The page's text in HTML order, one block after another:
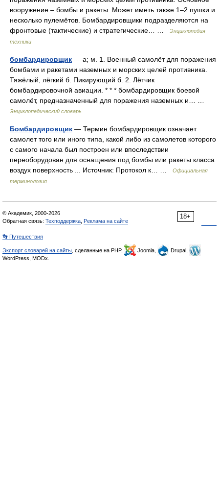
вооружение – бомбы и ракеты. Может иметь также 1–2 пушки и
несколько пулемётов. Бомбардировщики подразделяются на
фронтовые (тактические) и стратегические… …
Энциклопедия
техники
бомбардировщик — а; м. 1. Военный самолёт для поражения
бомбами и ракетами наземных и морских целей противника.
Тяжёлый, лёгкий б. Пикирующий б. 2. Лётчик
бомбардировочной авиации. * * * бомбардировщик боевой
самолёт, предназначенный для поражения наземных и… …
Энциклопедический словарь
Бомбардировщик — Термин бомбардировщик означает
самолет того или иного типа, какой либо из самолетов которого
с самого начала был построен или впоследствии
переоборудован для оснащения под бомбы или ракеты класса
воздух поверхность ... Источник: Протокол к… …
Официальная
терминология
18+
© Академик, 2000-2026
Обратная связь: Техподдержка Реклама на сайте
👣 Путешествия
Экспорт словарей на сайты , сделанные на PHP, Joomla,
Drupal,
WordPress, MODx.